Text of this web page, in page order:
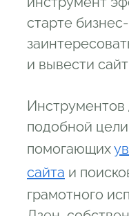
старте
и вывести
подобной
помогающих
сайта и
грамотного